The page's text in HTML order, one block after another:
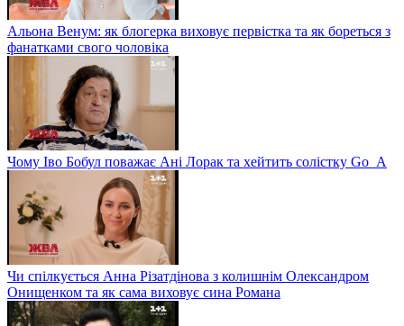
Альона Венум: як блогерка виховує первістка та як бореться з
фанатками свого чоловіка
Чому Іво Бобул поважає Ані Лорак та хейтить солістку Go_A
Чи спілкується Анна Різатдінова з колишнім Олександром
Онищенком та як сама виховує сина Романа